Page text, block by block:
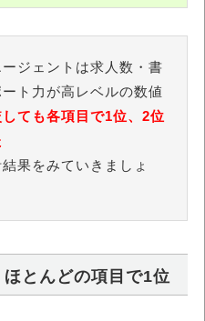
ジェントは求人数・書
ト力が高レベルの数値
ても各項目で1位、2位
果をみていきましょ
とんどの項目で1位